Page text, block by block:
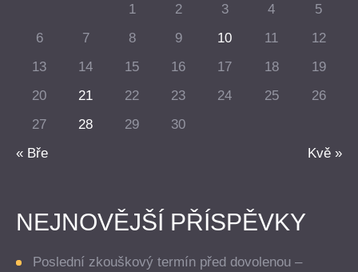
« Bře Kvě »
1 2 3 4
5
6
7 8 9 10 11
12
13
14 15 16 17 18
19
20
21 22 23 24 25
26
27
28 29 30
NEJNOVĚJŠÍ PŘÍSPĚVKY
Poslední zkouškový termín před dovolenou –